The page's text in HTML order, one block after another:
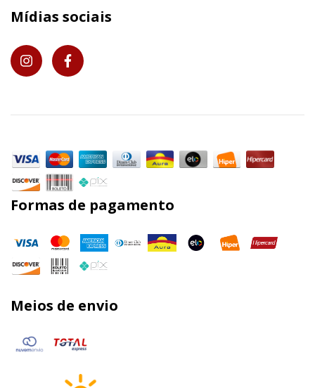
Mídias sociais
Formas de pagamento
Meios de envio